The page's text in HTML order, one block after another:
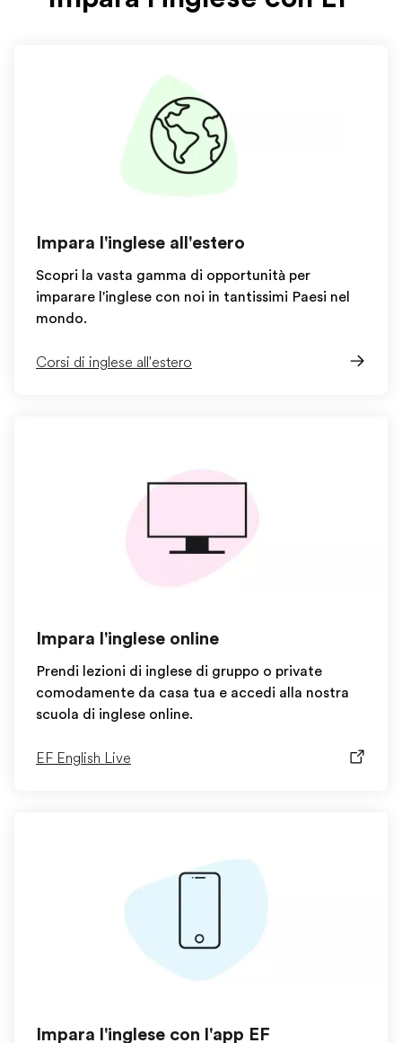
Impara l'inglese all'estero
Scopri la vasta gamma di opportunità per
imparare l'inglese con noi in tantissimi Paesi nel
mondo.
Corsi di inglese all'estero
Impara l'inglese online
Prendi lezioni di inglese di gruppo o private
comodamente da casa tua e accedi alla nostra
scuola di inglese online.
EF English Live
Impara l'inglese con l'app EF